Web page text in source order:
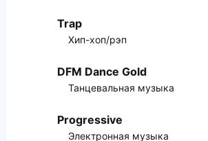
Trap
Хип-хоп/рэп
DFM Dance Gold
Танцевальная музыка
Progressive
Электронная музыка